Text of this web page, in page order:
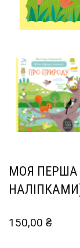
МОЯ ПЕРША
150,00 ₴